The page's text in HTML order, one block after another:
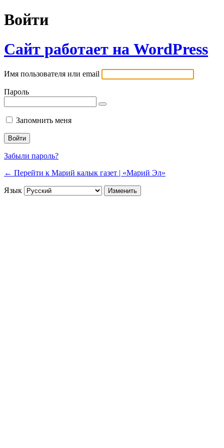
Войти
Сайт работает на WordPress
Имя пользователя или email
Пароль
Запомнить меня
Забыли пароль?
← Перейти к Марий калык газет | «Марий Эл»
Язык